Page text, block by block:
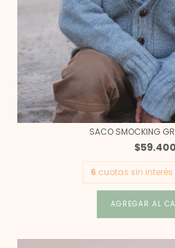
SACO SMOCKING
$59.400
6 cuotas sin interés
AGREGAR AL